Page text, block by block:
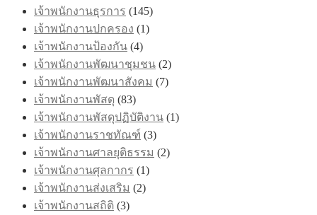
เจ้าพนักงานธุรการ (145)
เจ้าพนักงานปกครอง (1)
เจ้าพนักงานป้องกัน (4)
เจ้าพนักงานพัฒนาชุมชน (2)
เจ้าพนักงานพัฒนาสังคม (7)
เจ้าพนักงานพัสดุ (83)
เจ้าพนักงานพัสดุปฏิบัติงาน (1)
เจ้าพนักงานราชทัณฑ์ (3)
เจ้าพนักงานศาลยุติธรรม (2)
เจ้าพนักงานศุลกากร (1)
เจ้าพนักงานส่งเสริม (2)
เจ้าพนักงานสถิติ (3)